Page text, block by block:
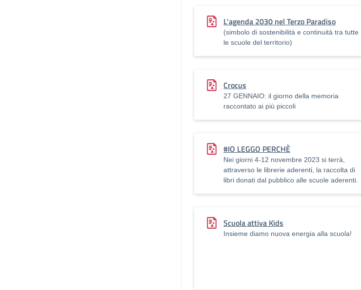
L'agenda 2030 nel Terzo Paradiso
(simbolo di sostenibilità e continuità tra tutte
le scuole del territorio)
Crocus
27 GENNAIO: il giorno della memoria
raccontato ai più piccoli
#IO LEGGO PERCHÈ
Nei giorni 4-12 novembre 2023 si terrà,
attraverso le librerie aderenti, la raccolta di
libri donati dal pubblico alle scuole aderenti.
Scuola attiva Kids
Insieme diamo nuova energia alla scuola!